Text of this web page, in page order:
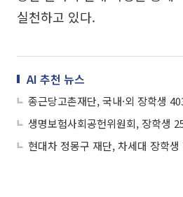
실천하고 있다.
AI 추천 뉴스
생명보험사회공헌위원회, 장학생
현대차 정몽구 재단, 차세대 장학생